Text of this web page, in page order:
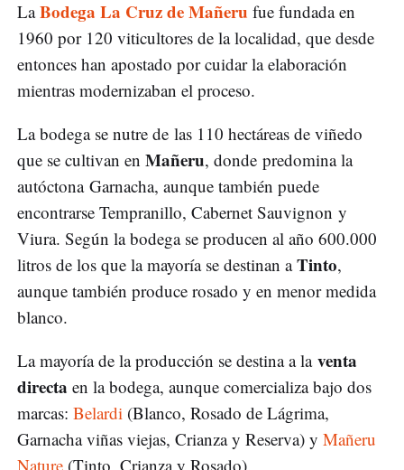
LaBodega La Cruz de Mañeru fue fundada en
1960 por 120 viticultores de la localidad, que desde
entonces han apostado por cuidar la elaboración
mientras modernizaban el proceso.
La bodega se nutre de las 110 hectáreas de viñedo
que se cultivan en Mañeru, donde predomina la
autóctona Garnacha, aunque también puede
encontrarse Tempranillo, Cabernet Sauvignon y
Viura. Según la bodega se producen al año 600.000
litros de los que la mayoría se destinan aTinto,
aunque también produce rosado y en menor medida
blanco.
La mayoría de la producción se destina a laventa
directa en la bodega, aunque comercializa bajo dos
marcas: Belardi (Blanco, Rosado de Lágrima,
Garnacha viñas viejas, Crianza y Reserva) y Mañeru
Nature (Tinto, Crianza y Rosado).